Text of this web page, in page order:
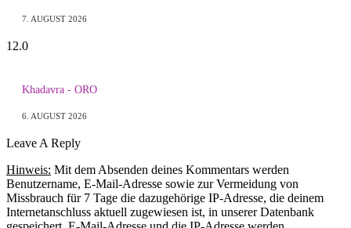
7. AUGUST 2026
12.0
Khadavra - ORO
6. AUGUST 2026
Leave A Reply
Hinweis: Mit dem Absenden deines Kommentars werden
Benutzername, E-Mail-Adresse sowie zur Vermeidung von
Missbrauch für 7 Tage die dazugehörige IP-Adresse, die deinem
Internetanschluss aktuell zugewiesen ist, in unserer Datenbank